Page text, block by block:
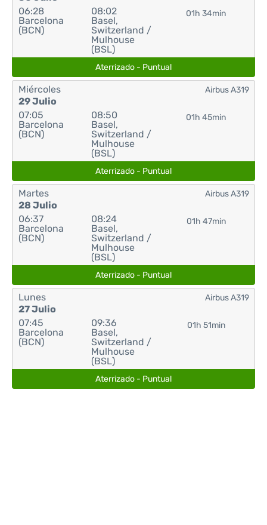
06:28
Barcelona
(BCN)
08:02
Basel,
Switzerland /
Mulhouse
(BSL)
01h 34min
Aterrizado - Puntual
Miércoles
29 Julio
07:05
Barcelona
(BCN)
08:50
Basel,
Switzerland /
Mulhouse
(BSL)
01h 45min
Airbus A319
Aterrizado - Puntual
Martes
28 Julio
06:37
Barcelona
(BCN)
08:24
Basel,
Switzerland /
Mulhouse
(BSL)
01h 47min
Airbus A319
Aterrizado - Puntual
Lunes
27 Julio
07:45
Barcelona
(BCN)
09:36
Basel,
Switzerland /
Mulhouse
(BSL)
01h 51min
Airbus A319
Aterrizado - Puntual